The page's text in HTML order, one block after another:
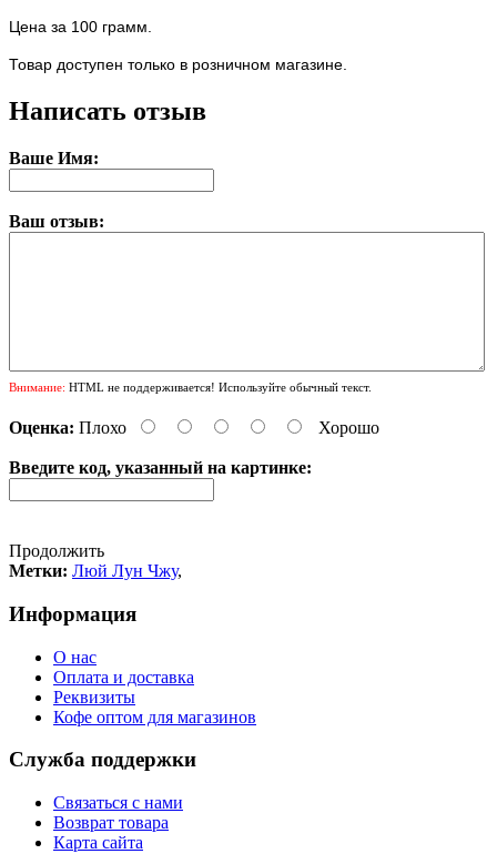
Цена за 100 грамм.
Товар доступен только в розничном магазине.
Написать отзыв
Ваше Имя:
Ваш отзыв:
Внимание: HTML не поддерживается! Используйте обычный текст.
Оценка: Плохо Хорошо
Введите код, указанный на картинке:
Продолжить
Метки: Люй Лун Чжу,
Информация
О нас
Оплата и доставка
Реквизиты
Кофе оптом для магазинов
Служба поддержки
Связаться с нами
Возврат товара
Карта сайта